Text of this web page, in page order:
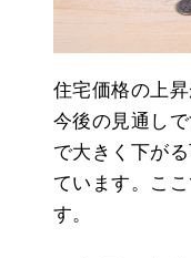
住宅価格の上
今後の見通し
で大きく下が
ています。こ
す。